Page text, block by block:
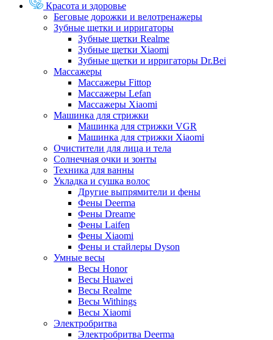
Красота и здоровье
Беговые дорожки и велотренажеры
Зубные щетки и ирригаторы
Зубные щетки Realme
Зубные щетки Xiaomi
Зубные щетки и ирригаторы Dr.Bei
Массажеры
Массажеры Fittop
Массажеры Lefan
Массажеры Xiaomi
Машинка для стрижки
Машинка для стрижки VGR
Машинка для стрижки Xiaomi
Очистители для лица и тела
Солнечная очки и зонты
Техника для ванны
Укладка и сушка волос
Другие выпрямители и фены
Фены Deerma
Фены Dreame
Фены Laifen
Фены Xiaomi
Фены и стайлеры Dyson
Умные весы
Весы Honor
Весы Huawei
Весы Realme
Весы Withings
Весы Xiaomi
Электробритва
Электробритва Deerma